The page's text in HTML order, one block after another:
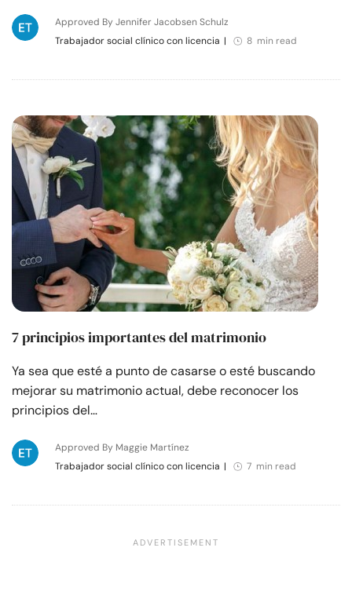
Approved By Jennifer Jacobsen Schulz
Trabajador social clínico con licencia | 8 min read
7 principios importantes del matrimonio
Ya sea que esté a punto de casarse o esté buscando
mejorar su matrimonio actual, debe reconocer los
principios del…
Approved By Maggie Martínez
Trabajador social clínico con licencia | 7 min read